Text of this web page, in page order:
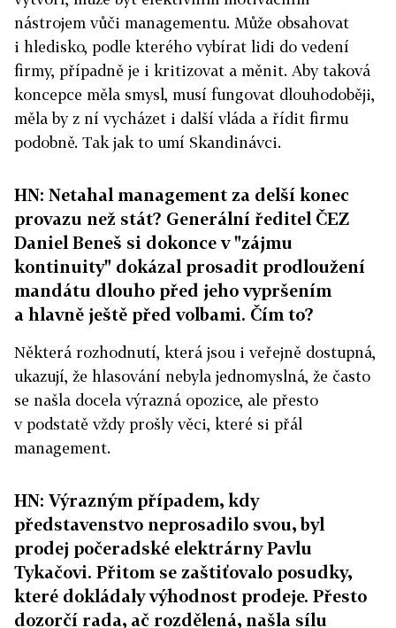
nástrojem vůči managementu. Může obsahovat
i hledisko, podle kterého vybírat lidi do vedení
firmy, případně je i kritizovat a měnit. Aby taková
koncepce měla smysl, musí fungovat dlouhodoběji,
měla by z ní vycházet i další vláda a řídit firmu
podobně. Tak jak to umí Skandinávci.
HN: Netahal management za delší konec
provazu než stát? Generální ředitel ČEZ
Daniel Beneš si dokonce v "zájmu
kontinuity" dokázal prosadit prodloužení
mandátu dlouho před jeho vypršením
a hlavně ještě před volbami. Čím to?
Některá rozhodnutí, která jsou i veřejně dostupná,
ukazují, že hlasování nebyla jednomyslná, že často
se našla docela výrazná opozice, ale přesto
v podstatě vždy prošly věci, které si přál
management.
HN: Výrazným případem, kdy
představenstvo neprosadilo svou, byl
prodej počeradské elektrárny Pavlu
Tykačovi. Přitom se zaštiťovalo posudky,
které dokládaly výhodnost prodeje. Přesto
dozorčí rada, ač rozdělená, našla sílu